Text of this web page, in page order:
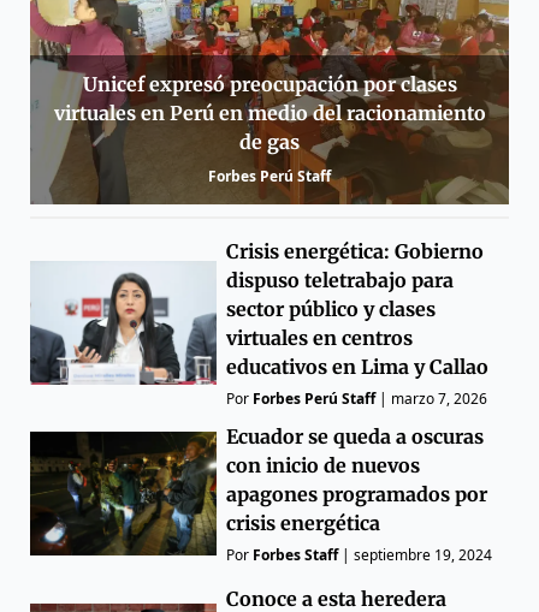
Unicef expresó preocupación por clases
virtuales en Perú en medio del racionamiento
de gas
Forbes Perú Staff
Crisis energética: Gobierno
dispuso teletrabajo para
sector público y clases
virtuales en centros
educativos en Lima y Callao
Por Forbes Perú Staff| marzo 7, 2026
Ecuador se queda a oscuras
con inicio de nuevos
apagones programados por
crisis energética
Por Forbes Staff|septiembre 19, 2024
Conoce a esta heredera